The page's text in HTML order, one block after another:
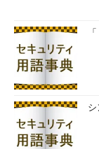
と、パターンに該
3）。表示結果は
合、優先度が高い
ません。
表示行数が多い
の10件を表示して